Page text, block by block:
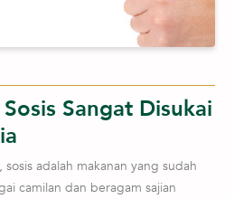
Sangat Disukai
adalah makanan yang sudah
camilan dan beragam sajian